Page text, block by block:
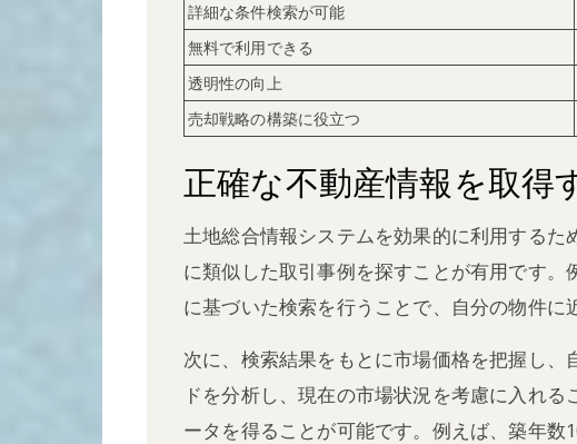
詳細な条件検索が可能
無料で利用できる
透明性の向上
売却戦略の構築に役立つ
正確な不動産情報を取得
土地総合情報システムを効果的に利用する
に類似した取引事例を探すことが有用です
に基づいた検索を行うことで、自分の物件に
次に、検索結果をもとに市場価格を把握し
ドを分析し、現在の市場状況を考慮に入れ
ータを得ることが可能です。例えば、築年